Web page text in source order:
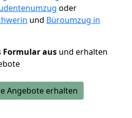
oder
und Büroumzug in
Formular aus und erhalten
Angebote erhalten